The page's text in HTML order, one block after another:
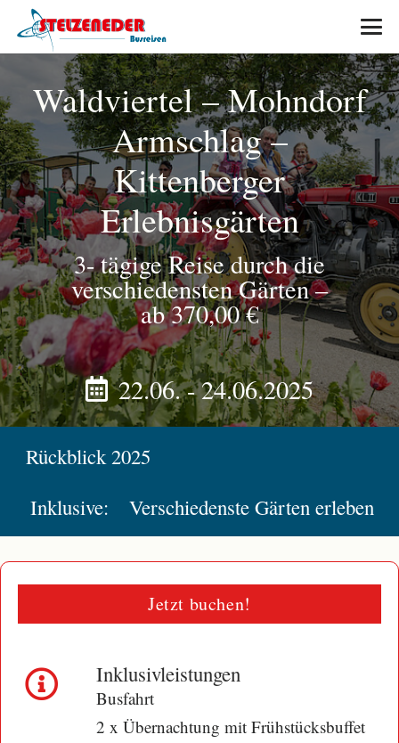
Waldviertel – Mohndorf
Armschlag –
Kittenberger
Erlebnisgärten
3- tägige Reise durch die
verschiedensten Gärten–
ab 370,00 €
22.06. - 24.06.2025
Rückblick 2025
Inklusive:
Verschiedenste Gärten erleben
Jetzt buchen!
Inklusivleistungen
Busfahrt
2 x Übernachtung mit Frühstücksbuffet